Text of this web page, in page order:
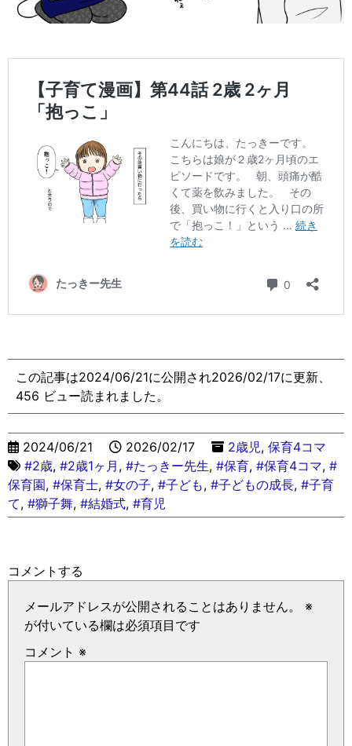
この記事は2024/06/21に公開され2026/02/17に更新、
456 ビュー読まれました。
2024/06/21 2026/02/17 2歳児, 保育4コマ
#2歳, #2歳1ヶ月 , #たっきー先生, #保育, #保育4コマ, #
保育園, #保育士, #女の子, #子ども, #子どもの成長, #子育
て, #獅子舞, #結婚式, #育児
コメントする
メールアドレスが公開されることはありません。
※
が付いている欄は必須項目です
コメント ※